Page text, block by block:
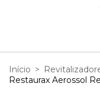
Início >
Restaurax Aerossol